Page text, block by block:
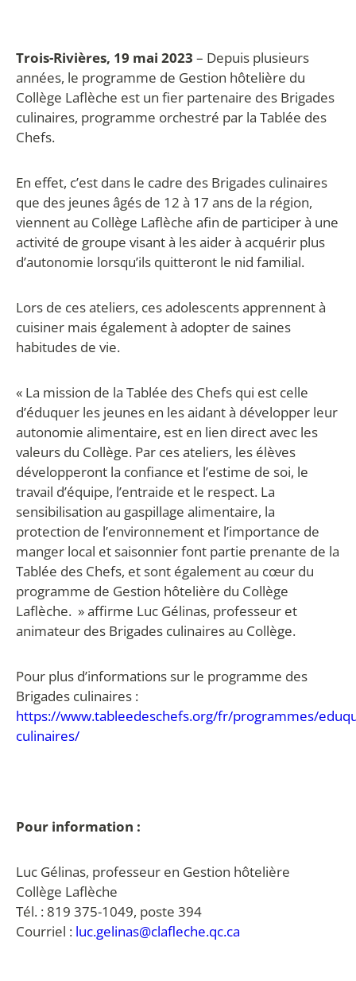
Trois-Rivières, 19 mai 2023 – Depuis plusieurs
années, le programme de Gestion hôtelière du
Collège Laflèche est un fier partenaire des Brigades
culinaires, programme orchestré par la Tablée des
Chefs.
En effet, c’est dans le cadre des Brigades culinaires
que des jeunes âgés de 12 à 17 ans de la région,
viennent au Collège Laflèche afin de participer à une
activité de groupe visant à les aider à acquérir plus
d’autonomie lorsqu’ils quitteront le nid familial.
Lors de ces ateliers, ces adolescents apprennent à
cuisiner mais également à adopter de saines
habitudes de vie.
« La mission de la Tablée des Chefs qui est celle
d’éduquer les jeunes en les aidant à développer leur
autonomie alimentaire, est en lien direct avec les
valeurs du Collège. Par ces ateliers, les élèves
développeront la confiance et l’estime de soi, le
travail d’équipe, l’entraide et le respect. La
sensibilisation au gaspillage alimentaire, la
protection de l’environnement et l’importance de
manger local et saisonnier font partie prenante de la
Tablée des Chefs, et sont également au cœur du
programme de Gestion hôtelière du Collège
Laflèche. » affirme Luc Gélinas, professeur et
animateur des Brigades culinaires au Collège.
Pour plus d’informations sur le programme des
Brigades culinaires :
https://www.tableedeschefs.org/fr/programmes/
culinaires/
Pour information :
Luc Gélinas, professeur en Gestion hôtelière
Collège Laflèche
Tél. : 819 375-1049, poste 394
Courriel : luc.gelinas@clafleche.qc.ca